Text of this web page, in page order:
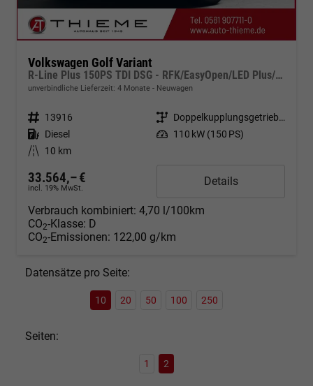
Volkswagen Golf Variant
R-Line Plus 150PS TDI DSG - RFK/EasyOpen/LED Plus/18"/Keyless/ACC
unverbindliche Lieferzeit: 4 Monate Neuwagen
Fahrzeugnr. 13916 Getriebe
Doppelkupplungsgetriebe (DSG)
Kraftstoff Diesel Leistung 110 kW (150 PS)
Kilometerstand
10 km
33.564,– €
incl. 19% MwSt.
Details
Verbrauch kombiniert: 4,70 l/100km
CO2-Klasse: D
CO2-Emissionen: 122,00 g/km
Datensätze pro Seite:
10 20 50 100 250
Seiten:
1 2